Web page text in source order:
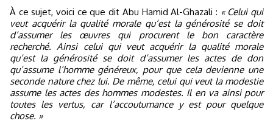
À ce sujet, voici ce que dit Abu Hamid Al-Ghazali : « Celui qui
veut acquérir la qualité morale qu’est la générosité se doit
d’assumer les œuvres qui procurent le bon caractère
recherché. Ainsi celui qui veut acquérir la qualité morale
qu’est la générosité se doit d’assumer les actes de don
qu’assume l’homme généreux, pour que cela devienne une
seconde nature chez lui. De même, celui qui veut la modestie
assume les actes des hommes modestes. Il en va ainsi pour
toutes les vertus, car l’accoutumance y est pour quelque
chose. »